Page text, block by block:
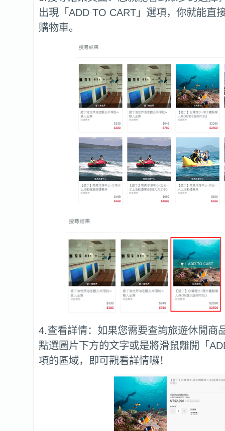
出現「ADD TO CART」選項，你就能直
購物車。
4.查看詳情：如果您需要查詢旅遊休閒商
點選圖片下方的文字或是將滑鼠離開「
項的區域，即可觀看詳情囉！